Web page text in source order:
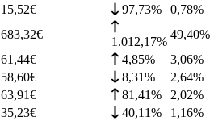
15,52€ 97,73% 0,78%
683,32€
1.012,17%
49,40%
61,44€ 4,85% 3,06%
58,60€ 8,31% 2,64%
63,91€ 81,41% 2,02%
35,23€ 40,11% 1,16%